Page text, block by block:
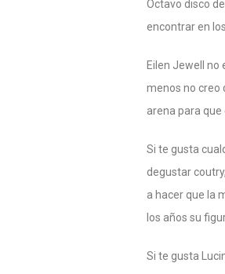
Octavo disco
encontrar en
Eilen Jewell no
menos no creo
arena para que
Si te gusta
degustar
a hacer que la
los años su
Si te gusta